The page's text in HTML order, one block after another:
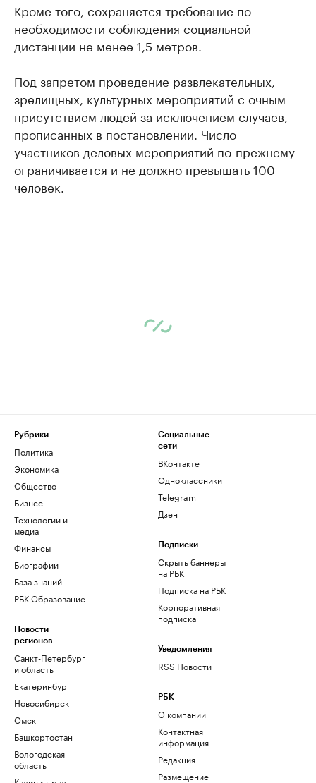
Кроме того, сохраняется требование по
необходимости соблюдения социальной
дистанции не менее 1,5 метров.
Под запретом проведение развлекательных,
зрелищных, культурных мероприятий с очным
присутствием людей за исключением случаев,
прописанных в постановлении. Число
участников деловых мероприятий по-прежнему
ограничивается и не должно превышать 100
человек.
Рубрики
Политика
Экономика
Общество
Бизнес
Технологии и
медиа
Финансы
Биографии
База знаний
РБК Образование
Новости
регионов
Санкт-Петербург
и область
Екатеринбург
Новосибирск
Омск
Башкортостан
Вологодская
область
Социальные
сети
ВКонтакте
Одноклассники
Telegram
Дзен
Подписки
Скрыть баннеры
на РБК
Подписка на РБК
Корпоративная
подписка
Уведомления
RSS Новости
РБК
О компании
Контактная
информация
Редакция
Размещение